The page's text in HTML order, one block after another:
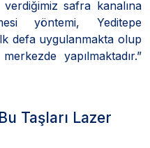
verdiğimiz safra kanalına
yöntemi, Yeditepe
defa uygulanmakta olup
yapılmaktadır.”
Taşları Lazer